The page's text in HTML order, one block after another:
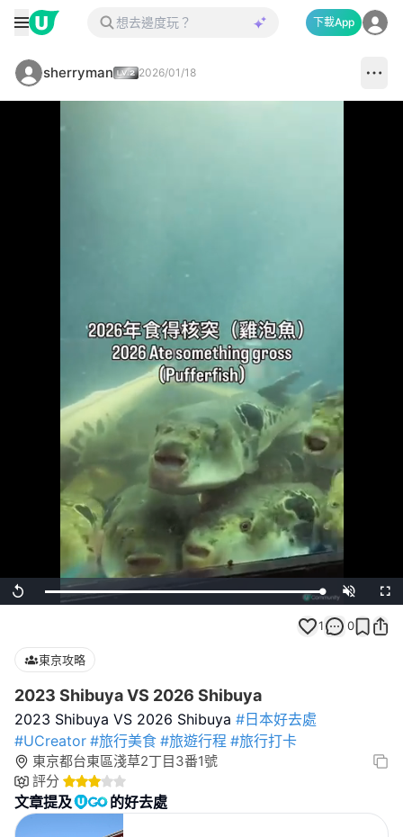
下載App
sherryman 2026/01/18
Replay Loaded:
100.00%
Unmute
1 0
東京攻略
2023 Shibuya VS 2026 Shibuya
2023 Shibuya VS 2026 Shibuya #日本好去處
#UCreator #旅行美食 #旅遊行程 #旅行打卡
東京都台東區淺草2丁目3番1號
評分
文章提及 的好去處